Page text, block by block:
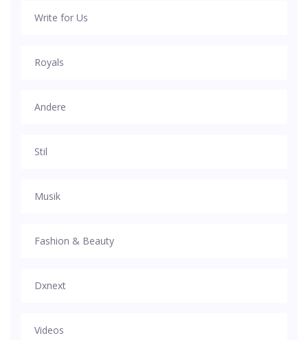
Write for Us
Royals
Andere
Stil
Musik
Fashion & Beauty
Dxnext
Videos